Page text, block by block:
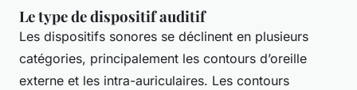
Le type de dispositif auditif
Les dispositifs sonores se déclinent en plusieurs
catégories, principalement les contours d’oreille
externe et les intra-auriculaires. Les contours